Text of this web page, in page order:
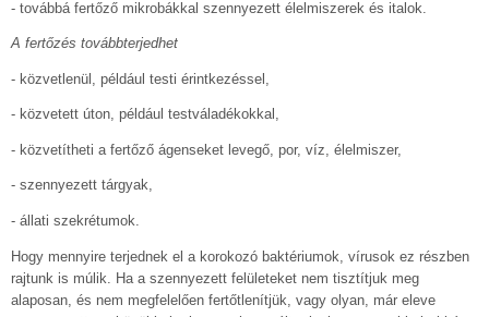
- továbbá fertőző mikrobákkal szennyezett élelmiszerek és italok.
A fertőzés továbbterjedhet
- közvetlenül, például testi érintkezéssel,
- közvetett úton, például testváladékokkal,
- közvetítheti a fertőző ágenseket levegő, por, víz, élelmiszer,
- szennyezett tárgyak,
- állati szekrétumok.
Hogy mennyire terjednek el a korokozó baktériumok, vírusok ez részben
rajtunk is múlik. Ha a szennyezett felületeket nem tisztítjuk meg
alaposan, és nem megfelelően fertőtlenítjük, vagy olyan, már eleve